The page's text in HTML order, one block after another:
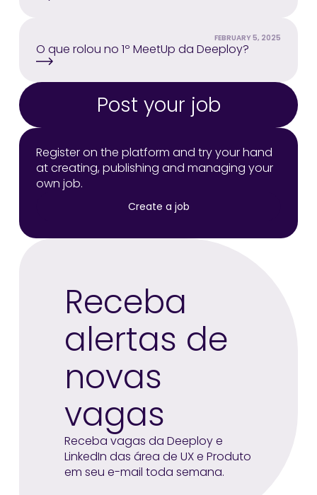
FEBRUARY 5, 2025
O que rolou no 1º MeetUp da Deeploy?
Post your job
Register on the platform and try your hand
at creating, publishing and managing your
own job.
Create a job
Receba
alertas de
novas
vagas
Receba vagas da Deeploy e
LinkedIn das área de UX e Produto
em seu e-mail toda semana.